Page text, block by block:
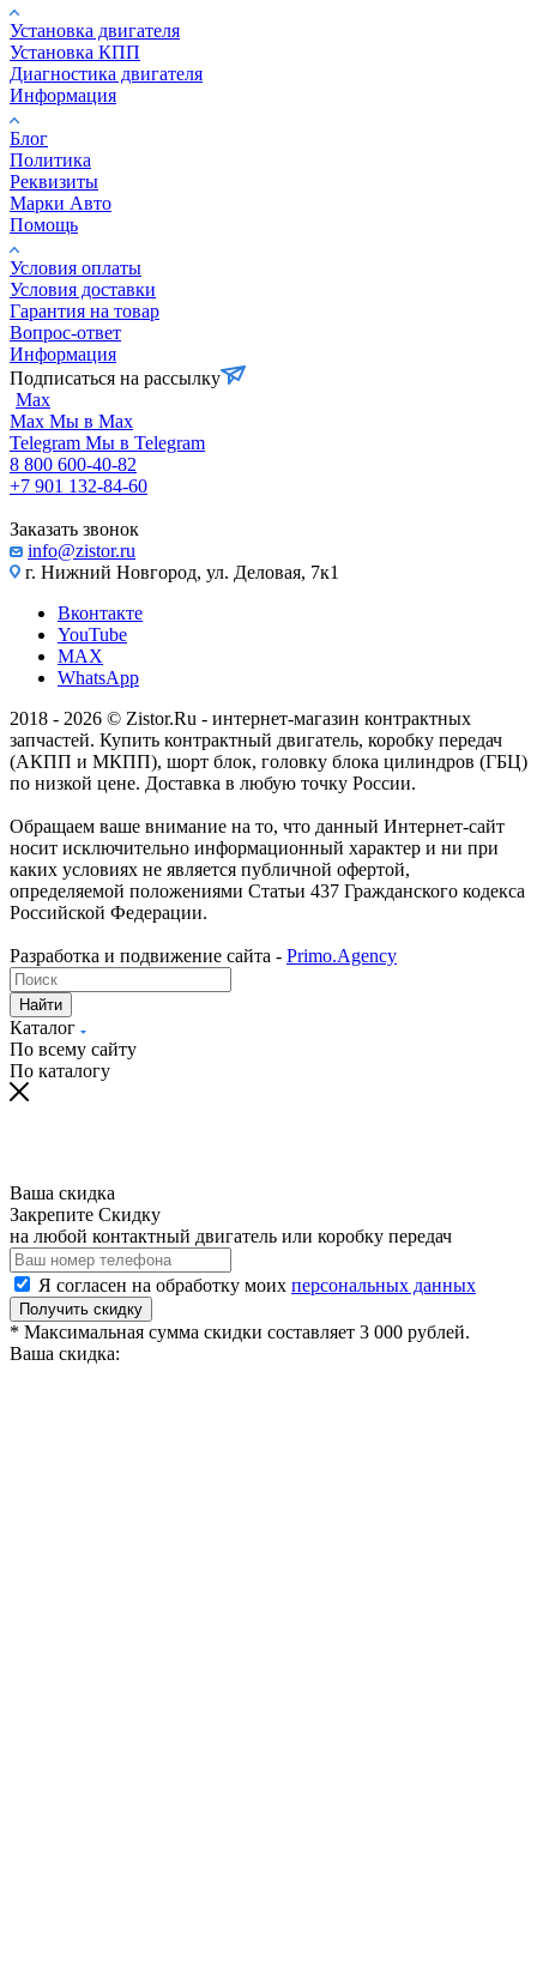
Установка двигателя
Установка КПП
Диагностика двигателя
Информация
Блог
Политика
Реквизиты
Марки Авто
Помощь
Условия оплаты
Условия доставки
Гарантия на товар
Вопрос-ответ
Информация
Подписаться на рассылку
Max
Max Мы в Max
Telegram Мы в Telegram
8 800 600-40-82
+7 901 132-84-60
Заказать звонок
info@zistor.ru
г. Нижний Новгород, ул. Деловая, 7к1
Вконтакте
YouTube
MAX
WhatsApp
2018 - 2026 © Zistor.Ru - интернет-магазин контрактных
запчастей. Купить контрактный двигатель, коробку передач
(АКПП и МКПП), шорт блок, головку блока цилиндров (ГБЦ)
по низкой цене. Доставка в любую точку России.
Обращаем ваше внимание на то, что данный Интернет-сайт
носит исключительно информационный характер и ни при
каких условиях не является публичной офертой,
определяемой положениями Статьи 437 Гражданского кодекса
Российской Федерации.
Разработка и подвижение сайта - Primo.Agency
Найти
Каталог
По всему сайту
По каталогу
Ваша скидка
Закрепите Скидку
на любой контактный двигатель или коробку передач
Я согласен на обработку моих персональных данных
Получить скидку
* Максимальная сумма скидки составляет 3 000 рублей.
Ваша скидка: